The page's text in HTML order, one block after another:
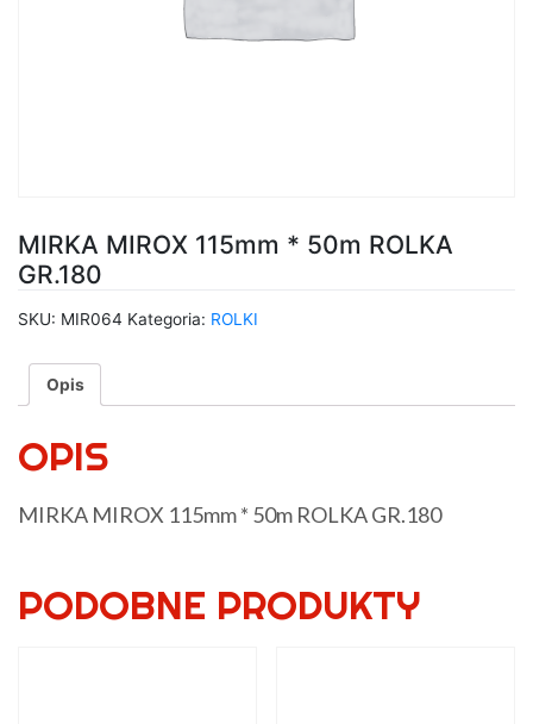
MIRKA MIROX 115mm * 50m ROLKA
GR.180
SKU: MIR064 Kategoria: ROLKI
Opis
OPIS
MIRKA MIROX 115mm * 50m ROLKA GR.180
PODOBNE PRODUKTY